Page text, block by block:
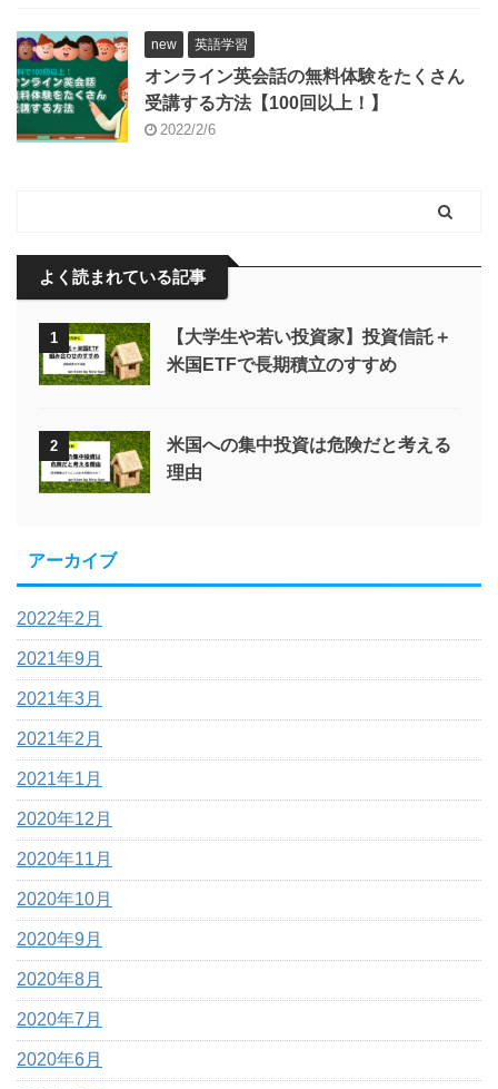
new 英語学習
オンライン英会話の無料体験をたくさん
受講する方法【100回以上！】
2022/2/6
よく読まれている記事
1
【大学生や若い投資家】投資信託＋
米国ETFで長期積立のすすめ
2
米国への集中投資は危険だと考える
理由
アーカイブ
2022年2月
2021年9月
2021年3月
2021年2月
2021年1月
2020年12月
2020年11月
2020年10月
2020年9月
2020年8月
2020年7月
2020年6月